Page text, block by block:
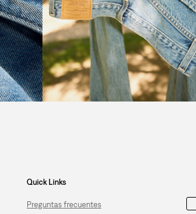
Quick Links
Preguntas frecuentes